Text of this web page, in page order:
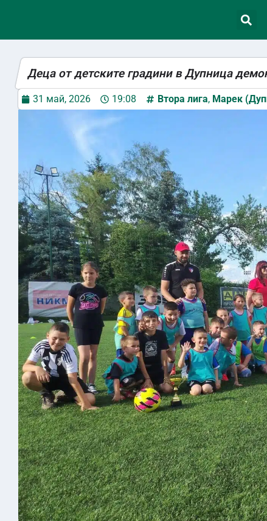
Деца от детските градини в Дупница
31 май, 2026 19:08 Втора лига, Марек